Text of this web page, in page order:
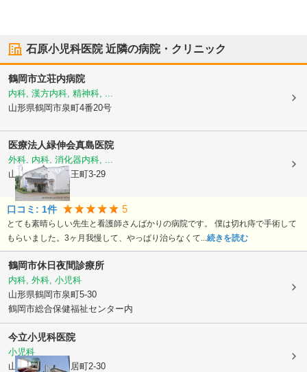
石原小児科医院近隣の病院・クリニック
鶴岡市立荘内病院
内科, 漢方内科, 精神科, ...
山形県鶴岡市泉町4番20号
医療法人緑伸会真島医院
外科, 内科, 消化器内科, ...
山形県鶴岡市山王町3-29
口コミ: 1件 5
とても素晴らしい先生と看護師さんばかりの病院です。 僕は切れ痔で手術して
もらいました。3ヶ月我慢して、やっぱり治らなくて... 続きを読む
鶴岡市休日夜間診療所
内科, 外科, 小児科
山形県鶴岡市泉町5-30
鶴岡市総合保健福祉センター内
今立小児科医院
小児科
山形県鶴岡市
鳥居町2-30